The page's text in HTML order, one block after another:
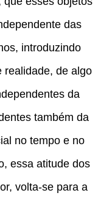
das
introduzindo
realidade, de algo
da
também da
no tempo e no
essa atitude dos
volta-se para a